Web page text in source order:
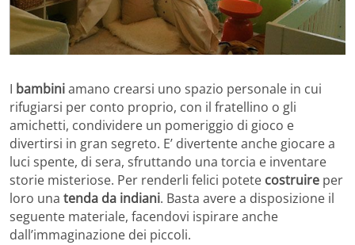
I bambiniamano crearsi uno spazio personale in cui
rifugiarsi per conto proprio, con il fratellino o gli
amichetti, condividere un pomeriggio di gioco e
divertirsi in gran segreto. E’ divertente anche giocare a
luci spente, di sera, sfruttando una torcia e inventare
storie misteriose. Per renderli felici potete costruire per
loro una tenda da indiani. Basta avere a disposizione il
seguente materiale, facendovi ispirare anche
dall’immaginazione dei piccoli.